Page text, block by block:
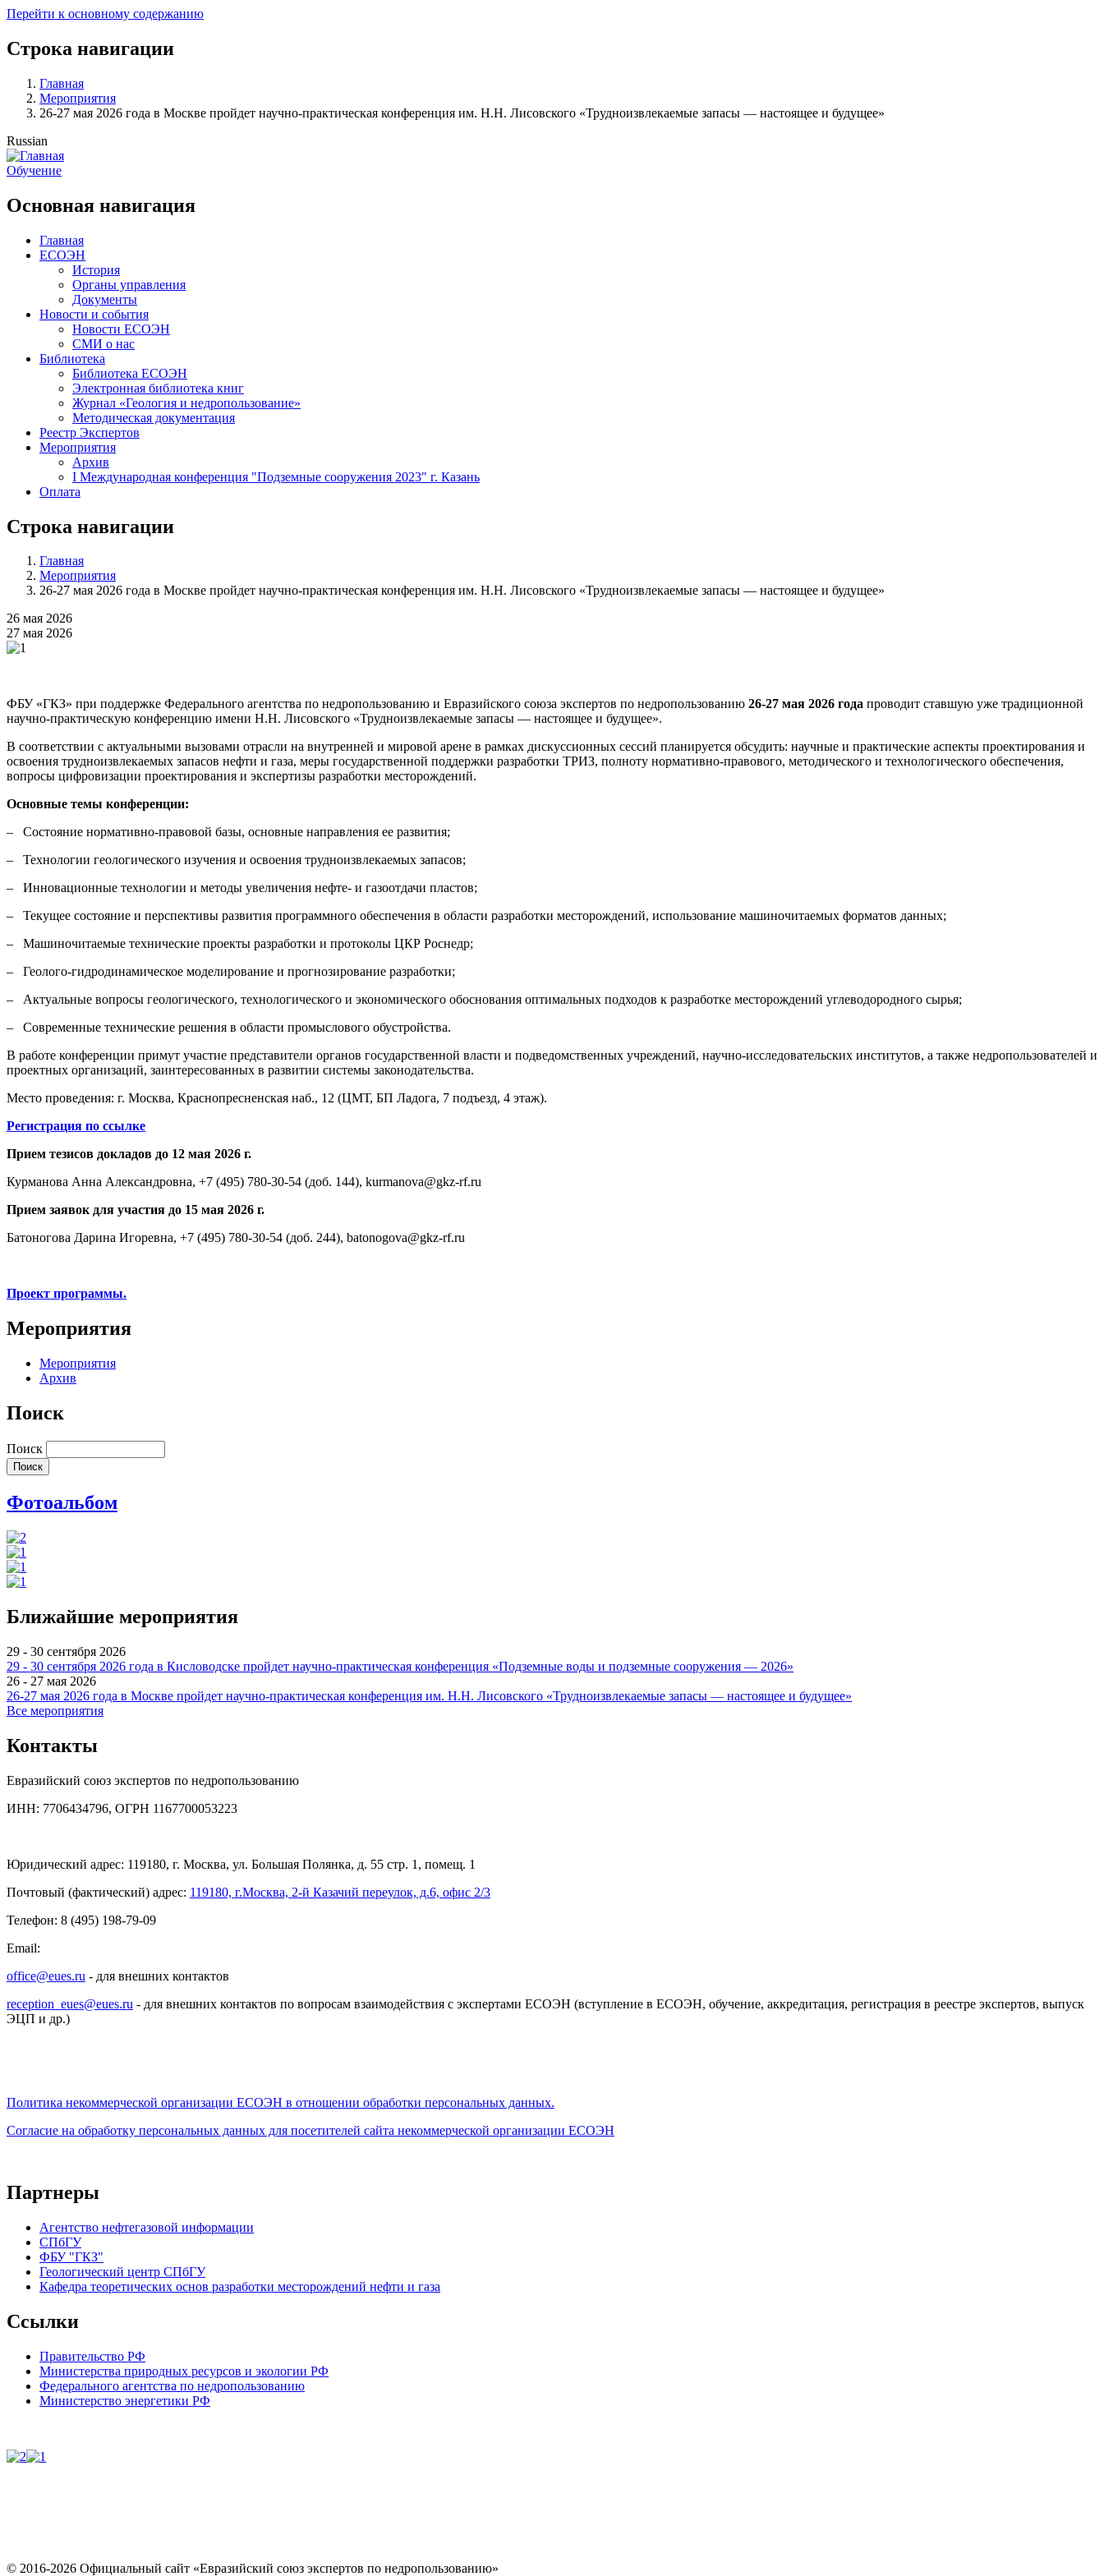
Перейти к основному содержанию
Строка навигации
Главная
Мероприятия
26-27 мая 2026 года в Москве пройдет научно-практическая конференция им. Н.Н. Лисовского «Трудноизвлекаемые запасы — настоящее и будущее»
Russian
Обучение
Основная навигация
Главная
ЕСОЭН
История
Органы управления
Документы
Новости и события
Новости ЕСОЭН
СМИ о нас
Библиотека
Библиотека ЕСОЭН
Электронная библиотека книг
Журнал «Геология и недропользование»
Методическая документация
Реестр Экспертов
Мероприятия
Архив
I Международная конференция "Подземные сооружения 2023" г. Казань
Оплата
Строка навигации
Главная
Мероприятия
26-27 мая 2026 года в Москве пройдет научно-практическая конференция им. Н.Н. Лисовского «Трудноизвлекаемые запасы — настоящее и будущее»
26 мая 2026
27 мая 2026
ФБУ «ГКЗ» при поддержке Федерального агентства по недропользованию и Евразийского союза экспертов по недропользованию 26-27 мая 2026 года проводит ставшую уже традиционной
научно-практическую конференцию имени Н.Н. Лисовского «Трудноизвлекаемые запасы — настоящее и будущее».
В соответствии с актуальными вызовами отрасли на внутренней и мировой арене в рамках дискуссионных сессий планируется обсудить: научные и практические аспекты проектирования и
освоения трудноизвлекаемых запасов нефти и газа, меры государственной поддержки разработки ТРИЗ, полноту нормативно-правового, методического и технологического обеспечения,
вопросы цифровизации проектирования и экспертизы разработки месторождений.
Основные темы конференции:
– Состояние нормативно-правовой базы, основные направления ее развития;
– Технологии геологического изучения и освоения трудноизвлекаемых запасов;
– Инновационные технологии и методы увеличения нефте- и газоотдачи пластов;
– Текущее состояние и перспективы развития программного обеспечения в области разработки месторождений, использование машиночитаемых форматов данных;
– Машиночитаемые технические проекты разработки и протоколы ЦКР Роснедр;
– Геолого-гидродинамическое моделирование и прогнозирование разработки;
– Актуальные вопросы геологического, технологического и экономического обоснования оптимальных подходов к разработке месторождений углеводородного сырья;
– Современные технические решения в области промыслового обустройства.
В работе конференции примут участие представители органов государственной власти и подведомственных учреждений, научно-исследовательских институтов, а также недропользователей и
проектных организаций, заинтересованных в развитии системы законодательства.
Место проведения: г. Москва, Краснопресненская наб., 12 (ЦМТ, БП Ладога, 7 подъезд, 4 этаж).
Регистрация по ссылке
Прием тезисов докладов до 12 мая 2026 г.
Курманова Анна Александровна, +7 (495) 780-30-54 (доб. 144), kurmanova@gkz-rf.ru
Прием заявок для участия до 15 мая 2026 г.
Батоногова Дарина Игоревна, +7 (495) 780-30-54 (доб. 244), batonogova@gkz-rf.ru
Проект программы.
Мероприятия
Мероприятия
Архив
Поиск
Поиск
Фотоальбом
Ближайшие мероприятия
29 - 30 сентября 2026
29 - 30 сентября 2026 года в Кисловодске пройдет научно-практическая конференция «Подземные воды и подземные сооружения — 2026»
26 - 27 мая 2026
26-27 мая 2026 года в Москве пройдет научно-практическая конференция им. Н.Н. Лисовского «Трудноизвлекаемые запасы — настоящее и будущее»
Все мероприятия
Контакты
Евразийский союз экспертов по недропользованию
ИНН: 7706434796, ОГРН 1167700053223
Юридический адрес: 119180, г. Москва, ул. Большая Полянка, д. 55 стр. 1, помещ. 1
Почтовый (фактический) адрес: 119180, г.Москва, 2-й Казачий переулок, д.6, офис 2/3
Телефон: 8 (495) 198-79-09
Email:
office@eues.ru - для внешних контактов
reception_eues@eues.ru - для внешних контактов по вопросам взаимодействия с экспертами ЕСОЭН (вступление в ЕСОЭН, обучение, аккредитация, регистрация в реестре экспертов, выпуск
ЭЦП и др.)
Политика некоммерческой организации ЕСОЭН в отношении обработки персональных данных.
Согласие на обработку персональных данных для посетителей сайта некоммерческой организации ЕСОЭН
Партнеры
Агентство нефтегазовой информации
СПбГУ
ФБУ "ГКЗ"
Геологический центр СПбГУ
Кафедра теоретических основ разработки месторождений нефти и газа
Ссылки
Правительство РФ
Министерства природных ресурсов и экологии РФ
Федерального агентства по недропользованию
Министерство энергетики РФ
© 2016-2026 Официальный сайт «Евразийский союз экспертов по недропользованию»